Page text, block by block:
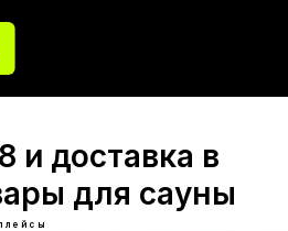
и доставка в
для сауны